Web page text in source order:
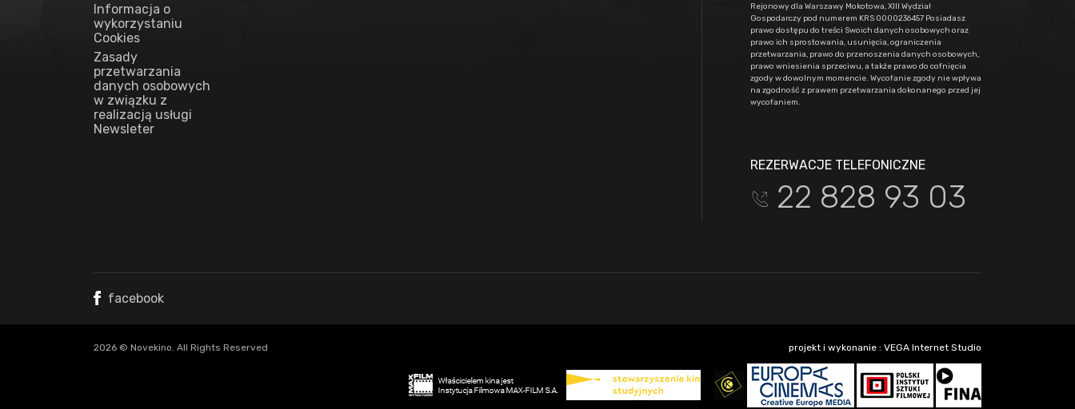
Informacja o
wykorzystaniu
Cookies
Zasady
przetwarzania
danych osobowych
w związku z
realizacją usługi
Newsleter
Rejonowy dla Warszawy Mokotowa, XIII Wydział
Gospodarczy pod numerem KRS 0000236457 Posiadasz
prawo dostępu do treści Swoich danych osobowych oraz
prawo ich sprostowania, usunięcia, ograniczenia
przetwarzania, prawo do przenoszenia danych osobowych,
prawo wniesienia sprzeciwu, a także prawo do cofnięcia
zgody w dowolnym momencie. Wycofanie zgody nie wpływa
na zgodność z prawem przetwarzania dokonanego przed jej
wycofaniem.
REZERWACJE TELEFONICZNE
t 22 828 93 03
facebook
2026 © Novekino. All Rights Reserved projekt i wykonanie : VEGA Internet Studio